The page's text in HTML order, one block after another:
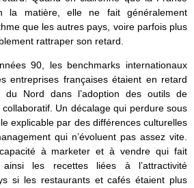
la matière, elle ne fait généralement
que les autres pays, voire parfois plus
rattraper son retard.
90, les benchmarks internationaux
entreprises françaises étaient en retard
du Nord dans l’adoption des outils de
Un décalage qui perdure sous
explicable par des différences culturelles
qui n’évoluent pas assez vite.
à marketer et à vendre qui fait
les recettes liées à l’attractivité
si les restaurants et cafés étaient plus